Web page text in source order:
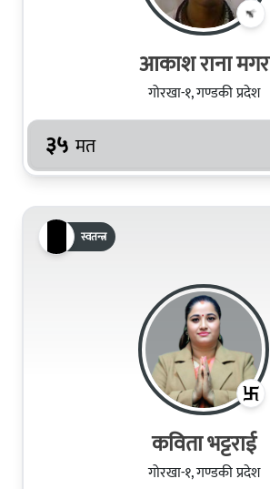
आकाश राना मगर
गोरखा-१, गण्डकी प्रदेश
३५ मत
स्वतन्त्र
कविता भट्टराई
गोरखा-१, गण्डकी प्रदेश